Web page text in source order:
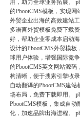
用，助力全球业务拓展。
的PbootCMS模板，实现
外贸企业出海的高效建站
多语言外贸模板免费下载
好，帮助企业零成本启动
设计的PbootCMS外贸模
球用户体验，增强国际竞
的PbootCMS英文网站源
构清晰，便于搜索引擎收
自动翻译的PbootCMS建
场布局，免费下载即用。
PbootCMS模板，集成自
化，加速品牌出海进程。